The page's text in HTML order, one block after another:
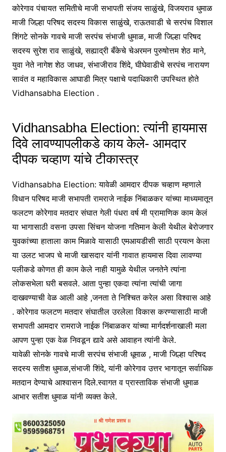
कोरेगाव पंचायत समितीचे माजी सभापती संजय साळुंखे, विजयराव धुमाळ
माजी जिल्हा परिषद सदस्य विकास साळुंखे, राऊतवाडी चे सरपंच विशाल
शिंगटे सोनके गावचे माजी सरपंच संभाजी धुमाळ, माजी जिल्हा परिषद
सदस्य सुरेश राव साळुंखे, सह्याद्री बँकेचे चेअरमन पुरुषोत्तम शेठ माने,
युवा नेते नागेश शेठ जाधव, संभाजीराव शिंदे, घीघेवाडीचे सरपंच नारायण
सावंत व महाविकास आघाडी मित्र पक्षाचे पदाधिकारी उपस्थित होते
Vidhansabha Election .
Vidhansabha Election: त्यांनी हायमास
दिवे लावण्यापलीकडे काय केले- आमदार
दीपक चव्हाण यांचे टीकास्त्र
Vidhansabha Election: यावेळी आमदार दीपक चव्हाण म्हणाले
विधान परिषद माजी सभापती रामराजे नाईक निंबाळकर यांच्या माध्यमातून
फलटण कोरेगाव मतदार संघात गेली पंधरा वर्ष मी प्रामाणिक काम केलं
या भागासाठी वसना उपसा सिंचन योजना गतिमान केली येथील बेरोजगार
युवकांच्या हाताला काम मिळावे यासाठी एमआयडीसी साठी प्रयत्न केला
या उलट भाजप चे माजी खासदार यांनी गावात हायमास दिवा लावण्या
पलीकडे कोणत ही काम केले नाही यामुळे येथील जनतेने त्यांना
लोकसभेला घरी बसवले. आता पुन्हा एकदा त्यांना त्यांची जागा
दाखवण्याची वेळ आली आहे ,जनता ते निश्चित करेल असा विश्वास आहे
. कोरेगाव फलटण मतदार संघातील उरलेला विकास करण्यासाठी माजी
सभापती आमदार रामराजे नाईक निंबाळकर यांच्या मार्गदर्शनाखाली मला
आपण पुन्हा एक वेळ निवडून द्यावे असे आवाहन त्यांनी केले.
यावेळी सोनके गावचे माजी सरपंच संभाजी धूमाळ , माजी जिल्हा परिषद
सदस्य सतीश धुमाळ,संभाजी शिंदे, यांनी कोरेगाव उत्तर भागातून सर्वाधिक
मतदान देण्याचे आश्वासन दिले.स्वागत व प्रास्ताविक संभाजी धुमाळ
आभार सतीश धुमाळ यांनी व्यक्त केले.